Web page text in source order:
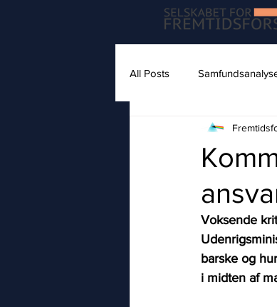
All Posts
Voksende
barske og
i midten af